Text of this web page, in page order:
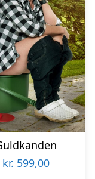
kr. 599,00